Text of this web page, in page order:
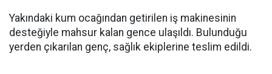
Yakındaki kum ocağından getirilen iş makinesinin
desteğiyle mahsur kalan gence ulaşıldı. Bulunduğu
yerden çıkarılan genç, sağlık ekiplerine teslim edildi.